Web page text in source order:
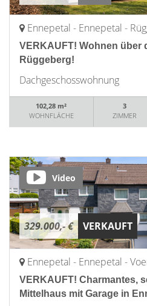
Ennepetal - Ennepetal -
VERKAUFT! Wohnen über
Rüggeberg!
Dachgeschosswohnung
102,28 m²
WOHNFLÄCHE
3
ZIMMER
329.000,- € VERKAUFT
Video
Ennepetal - Ennepetal -
VERKAUFT! Charmantes,
Mittelhaus mit Garage in